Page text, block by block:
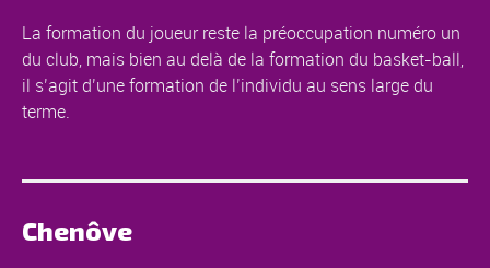
La formation du joueur reste la préoccupation numéro un
du club, mais bien au delà de la formation du basket-ball,
il s’agit d’une formation de l’individu au sens large du
terme.
Chenôve